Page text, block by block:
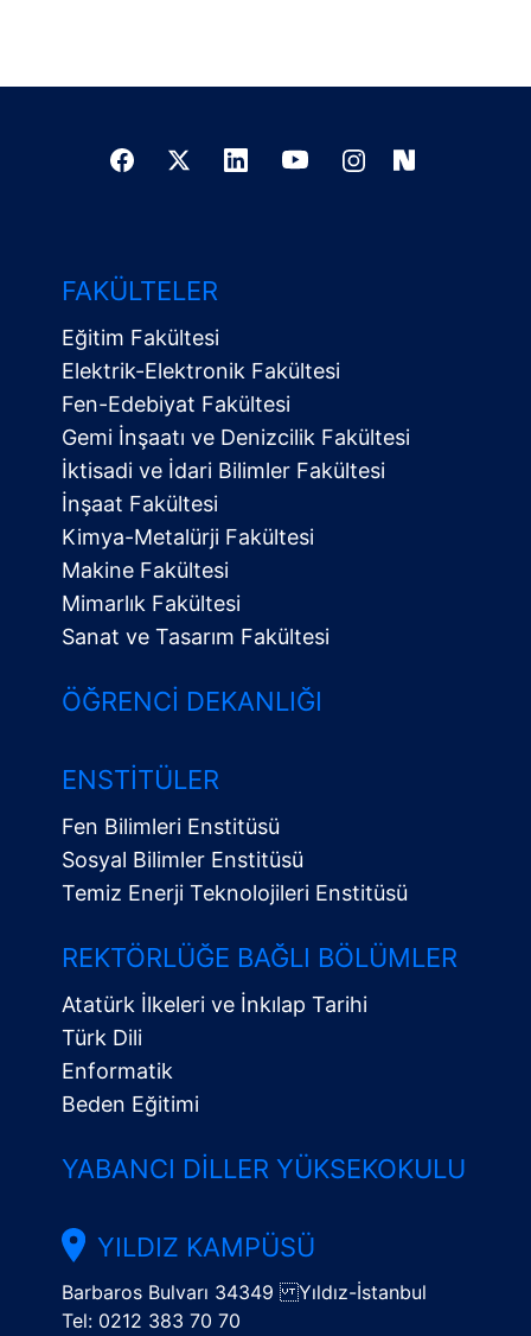
Menü
FAKÜLTELER
Eğitim Fakültesi
Elektrik-Elektronik Fakültesi
Fen-Edebiyat Fakültesi
Gemi İnşaatı ve Denizcilik Fakültesi
İktisadi ve İdari Bilimler Fakültesi
İnşaat Fakültesi
Kimya-Metalürji Fakültesi
Makine Fakültesi
Mimarlık Fakültesi
Sanat ve Tasarım Fakültesi
ÖĞRENCI DEKANLIĞI
ENSTITÜLER
Fen Bilimleri Enstitüsü
Sosyal Bilimler Enstitüsü
Temiz Enerji Teknolojileri Enstitüsü
REKTÖRLÜĞE BAĞLI BÖLÜMLER
Atatürk İlkeleri ve İnkılap Tarihi
Türk Dili
Enformatik
Beden Eğitimi
YABANCI DILLER YÜKSEKOKULU
YILDIZ KAMPÜSÜ
Barbaros Bulvarı 34349 Yıldız-İstanbul
Tel: 0212 383 70 70